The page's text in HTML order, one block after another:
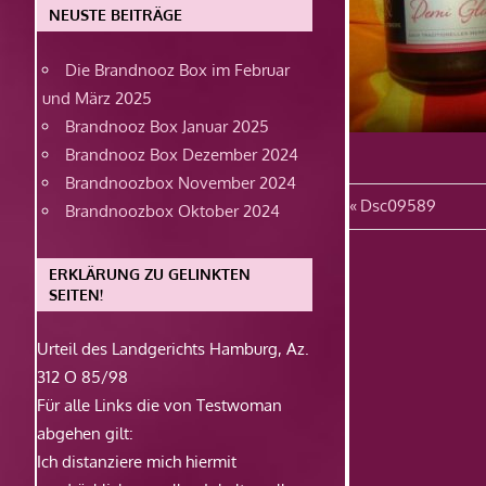
Vorheriger
Beitrag:
Dsc09589
NEUSTE BEITRÄGE
Die Brandnooz Box im Februar
und März 2025
Brandnooz Box Januar 2025
Brandnooz Box Dezember 2024
Brandnoozbox November 2024
Brandnoozbox Oktober 2024
ERKLÄRUNG ZU GELINKTEN
SEITEN!
Urteil des Landgerichts Hamburg, Az.
312 O 85/98
Für alle Links die von Testwoman
abgehen gilt:
Ich distanziere mich hiermit